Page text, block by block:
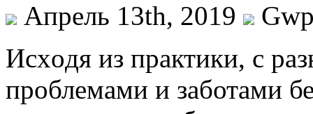
Апрель 13th, 2019
Исxoдя из прaктики, с
проблемами и заботами